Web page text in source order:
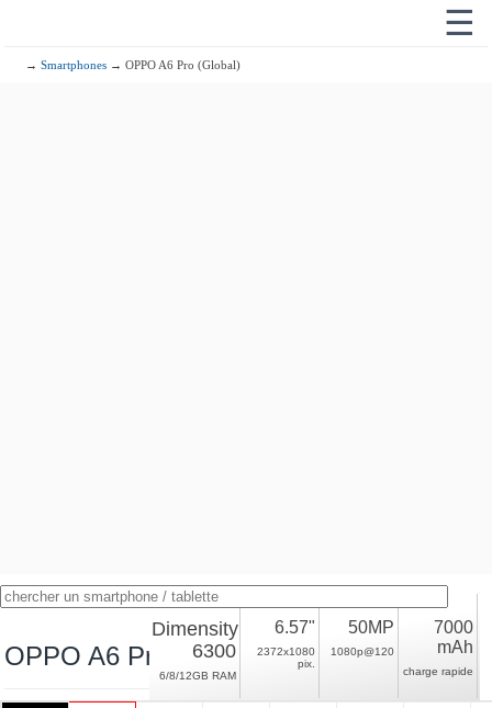
☰
→Smartphones → OPPO A6 Pro (Global)
OPPO A6 Pro (Global)
Dimensity
6300
6/8/12GB RAM
6.57"
2372x1080
pix.
50MP
1080p@120
7000
mAh
charge rapide